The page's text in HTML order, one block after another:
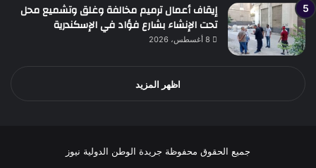
إيقاف أعمال ترميم مخالفة وغلق وتشميع محل
تحت الإنشاء بشارع فؤاد في الإسكندرية
8 أغسطس، 2026
اظهر المزيد
جميع الحقوق محفوظة جريدة الوطن الدولية نيوز